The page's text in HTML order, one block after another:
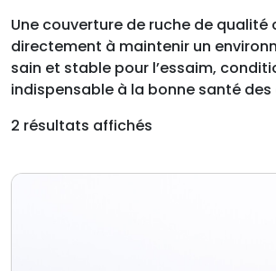
Une couverture de ruche de qualité
directement à maintenir un
sain et stable pour l’essaim,
indispensable à la bonne santé des
2 résultats affichés